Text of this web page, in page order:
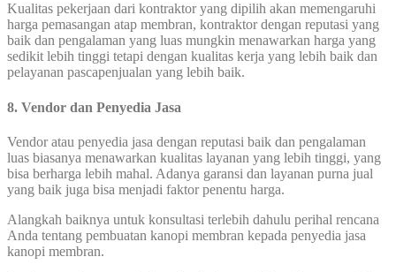
Kualitas pekerjaan dari kontraktor yang dipilih akan memengaruhi
harga pemasangan atap membran, kontraktor dengan reputasi yang
baik dan pengalaman yang luas mungkin menawarkan harga yang
sedikit lebih tinggi tetapi dengan kualitas kerja yang lebih baik dan
pelayanan pascapenjualan yang lebih baik.
8. Vendor dan Penyedia Jasa
Vendor atau penyedia jasa dengan reputasi baik dan pengalaman
luas biasanya menawarkan kualitas layanan yang lebih tinggi, yang
bisa berharga lebih mahal. Adanya garansi dan layanan purna jual
yang baik juga bisa menjadi faktor penentu harga.
Alangkah baiknya untuk konsultasi terlebih dahulu perihal rencana
Anda tentang pembuatan kanopi membran kepada penyedia jasa
kanopi membran.